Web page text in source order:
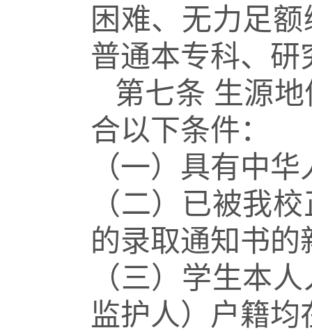
困难、无力足
普通本专科、研
第七条 生源
合以下条件：
（一）具有中
（二）已被我
的录取通知书
（三）学生本
监护人）户籍